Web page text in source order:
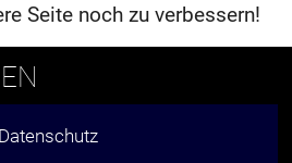
Seite noch zu verbessern!
Datenschutz